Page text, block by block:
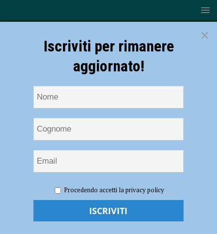
torna in strada tra la gente: scuole protagoniste – AUDIO
Futuro in salute, l’Ausl torna in strada tra
×
Iscriviti per rimanere
aggiornato!
Procedendo accetti la privacy policy